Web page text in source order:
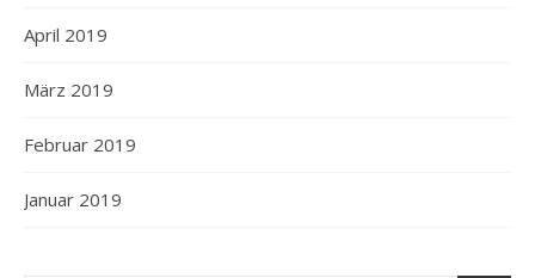
April 2019
März 2019
Februar 2019
Januar 2019